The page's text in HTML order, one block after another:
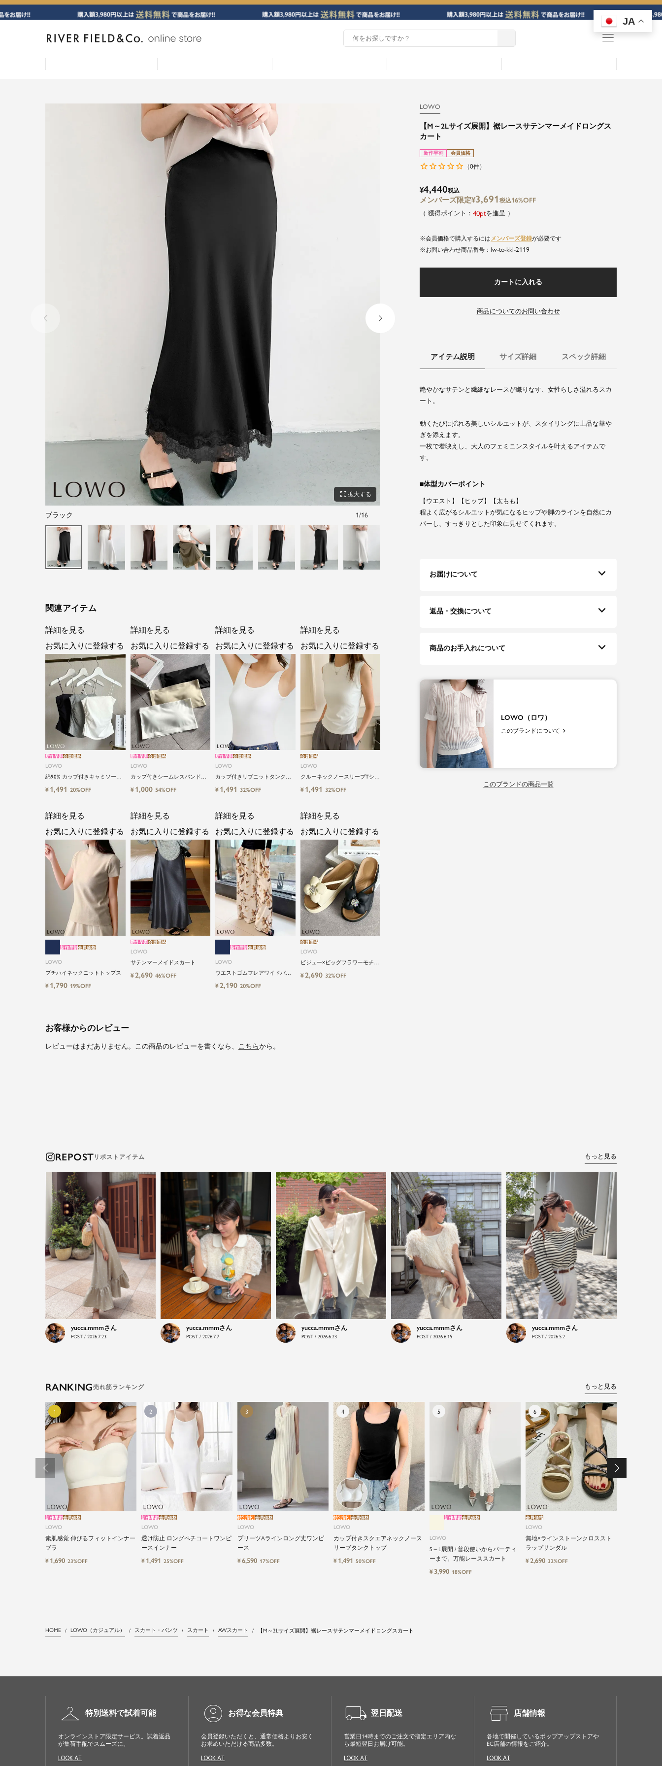
JA
menu
zoom_out_map 拡大する
ブラック 1/16
関連アイテム
LOWO
綿90% カップ付きキャミソール
｜やさしい着心地 ストレッチキ
ャミソール
新作早割会員価格
¥ 1,491 20%OFF
詳細を見る
お気に入りに登録する
LOWO
カップ付きシームレスバンドゥ
ブラトップ
新作早割会員価格
¥ 1,000 54%OFF
詳細を見る
お気に入りに登録する
LOWO
カップ付きリブニットタンクブ
ラトップ
新作早割会員価格
¥ 1,491 32%OFF
詳細を見る
お気に入りに登録する
LOWO
クルーネックノースリーブTシャ
ツ カットソー
会員価格
¥ 1,491 32%OFF
詳細を見る
お気に入りに登録する
LOWO
プチハイネックニットトップス
新作早割会員価格
¥ 1,790 19%OFF
詳細を見る
お気に入りに登録する
LOWO
サテンマーメイドスカート
新作早割会員価格
¥2,690 46%OFF
詳細を見る
お気に入りに登録する
LOWO
ウエストゴムフレアワイドパン
新作早割会員価格
¥2,190 20%OFF
詳細を見る
お気に入りに登録する
LOWO
ビジュー×ビッグフラワーモチー
フサンダル
会員価格
¥2,690 32%OFF
詳細を見る
お気に入りに登録する
お客様からのレビュー
レビューはまだありません。この商品のレビューを書くなら、 こちらから。
LOWO
【M～2Lサイズ展開】裾レースサテンマーメイドロングス
カート
新作早割 会員価格
（0件）
¥4,440税込
¥3,691 税込16%OFF
40 を進呈
会員価格で購入するには メンバーズ登録が必要です
商品番号
lw-to-kkl-2119
カートに入れる
商品についてのお問い合わせ
アイテム説明 サイズ詳細 スペック詳細
艶やかなサテンと繊細なレースが織りなす、女性らしさ溢れるスカ
ート。
動くたびに揺れる美しいシルエットが、スタイリングに上品な華や
ぎを添えます。
一枚で着映えし、大人のフェミニンスタイルを叶えるアイテムで
す。
体型カバーポイント
【ウエスト】【ヒップ】【太もも】
程よく広がるシルエットが気になるヒップや脚のラインを自然にカ
バーし、すっきりとした印象に見せてくれます。
お届けについて
返品・交換について
商品のお手入れについて
LOWO（ロワ）
このブランドについて
気軽に楽しめる低価格でトレンドを取り
入れたファッションブランド
LOWO（ロワ）は、アパレルはもちろん、インナー、
バッグやシューズ、小物まで、驚くほどリーズナブル
にラインナップ。
毎日のコーデに、ちょっとした変化を。いつもの自分
に、ちょっとした彩りを。
LOWOは、頑張りすぎないおしゃれを応援します。
close
このブランドの商品一覧
REPOST もっと見る
yucca.mmm
POST / 2026.7.23
yucca.mmm
POST / 2026.7.7
yucca.mmm
POST / 2026.6.23
yucca.mmm
POST / 2026.6.15
yucca.mmm
POST / 2026.5.2
RANKING もっと見る
LOWO
素肌感覚 伸びるフィットインナー
ブラ
新作早割会員価格
¥ 1,690 23%OFF
LOWO
透け防止 ロングペチコートワンピ
ースインナー
新作早割会員価格
¥ 1,491 25%OFF
LOWO
プリーツAラインロング丈ワンピ
ース
特別割引会員価格
¥6,590 17%OFF
LOWO
カップ付きスクエアネックノース
リーブタンクトップ
特別割引会員価格
¥ 1,491 50%OFF
LOWO
S～L展開 / 普段使いからパーティ
ーまで。万能レーススカート
新作早割会員価格
¥ 3,990 18%OFF
LOWO
無地×ラインストーンクロススト
ラップサンダル
会員価格
¥2,690 32%OFF
HOME LOWO（カジュアル） スカート・パンツ スカート AWスカート 【M～2Lサイズ展開】裾レースサテンマーメイドロングスカート
checkroom 特別送料で試着可能
オンラインストア限定サービス。試着返品
が集荷手配でスムーズに。
LOOK AT
account_circle お得な会員特典
会員登録いただくと、通常価格よりお安く
お求めいただける商品多数。
LOOK AT
local_shipping 翌日配送
営業日14時までのご注文で指定エリア内な
ら最短翌日お届け可能。
LOOK AT
store 店舗情報
各地で開催しているポップアップストアや
EC店舗の情報をご紹介。
LOOK AT